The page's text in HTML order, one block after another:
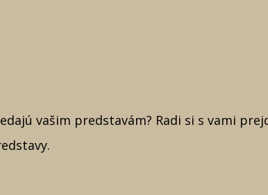
vašim predstavám? Radi si s vami